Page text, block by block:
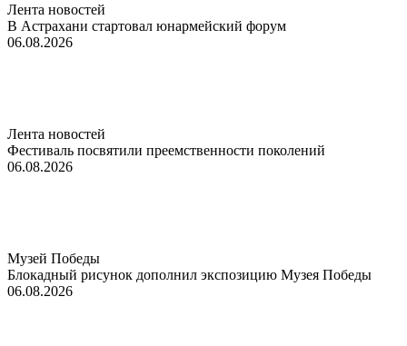
Лента новостей
В Астрахани стартовал юнармейский форум
06.08.2026
Лента новостей
Фестиваль посвятили преемственности поколений
06.08.2026
Музей Победы
Блокадный рисунок дополнил экспозицию Музея Победы
06.08.2026